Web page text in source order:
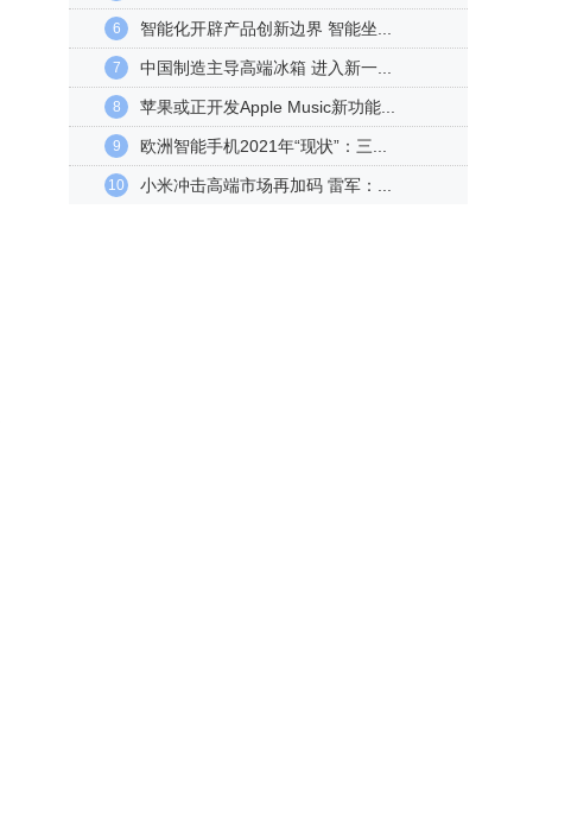
6 智能化开辟产品创新边界 智能坐...
7 中国制造主导高端冰箱 进入新一...
8 苹果或正开发Apple Music新功能...
9 欧洲智能手机2021年“现状”：三...
10 小米冲击高端市场再加码 雷军：...